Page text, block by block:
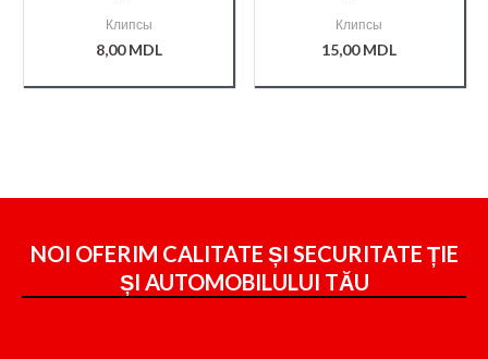
Клипсы
8,00MDL
Клипсы
15,00MDL
NOI OFERIM CALITATE ȘI SECURITATE ȚIE
ȘI AUTOMOBILULUI TĂU